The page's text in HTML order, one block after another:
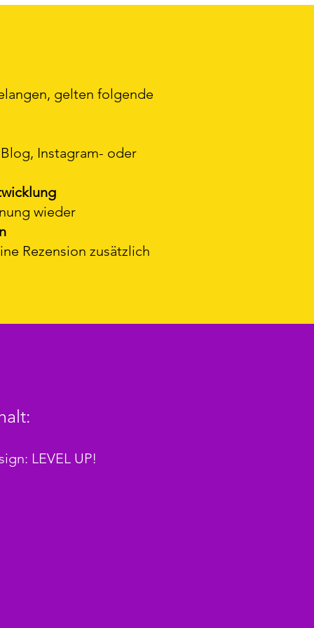
gelten folgende
Instagram- oder
wieder
Rezension zusätzlich
LEVEL UP!